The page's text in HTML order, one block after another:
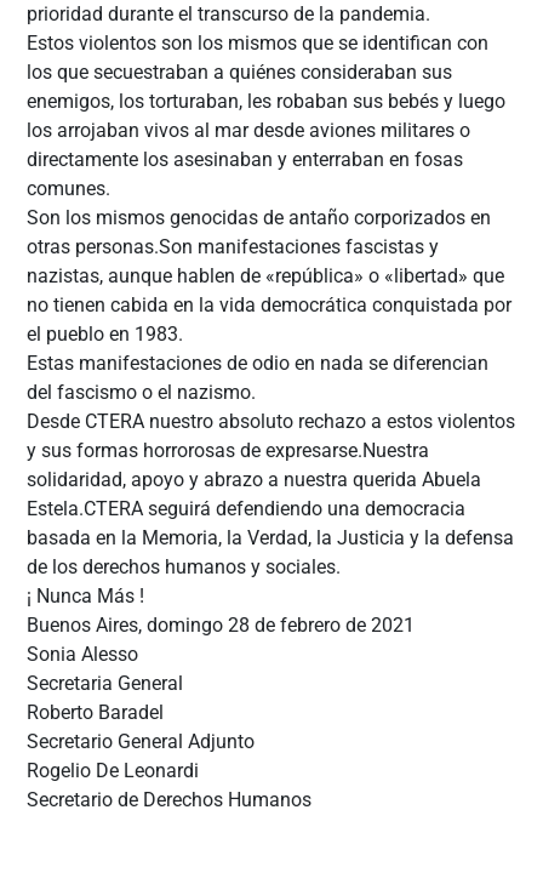
prioridad durante el transcurso de la pandemia.
Estos violentos son los mismos que se identifican con
los que secuestraban a quiénes consideraban sus
enemigos, los torturaban, les robaban sus bebés y luego
los arrojaban vivos al mar desde aviones militares o
directamente los asesinaban y enterraban en fosas
comunes.
Son los mismos genocidas de antaño corporizados en
otras personas.Son manifestaciones fascistas y
nazistas, aunque hablen de «república» o «libertad» que
no tienen cabida en la vida democrática conquistada por
el pueblo en 1983.
Estas manifestaciones de odio en nada se diferencian
del fascismo o el nazismo.
Desde CTERA nuestro absoluto rechazo a estos violentos
y sus formas horrorosas de expresarse.Nuestra
solidaridad, apoyo y abrazo a nuestra querida Abuela
Estela.CTERA seguirá defendiendo una democracia
basada en la Memoria, la Verdad, la Justicia y la defensa
de los derechos humanos y sociales.
¡ Nunca Más !
Buenos Aires, domingo 28 de febrero de 2021
Sonia Alesso
Secretaria General
Roberto Baradel
Secretario General Adjunto
Rogelio De Leonardi
Secretario de Derechos Humanos